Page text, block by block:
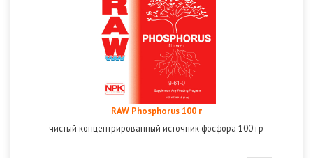
RAW Phosphorus 100 г
чистый концентрированный источник фосфора 100 гр